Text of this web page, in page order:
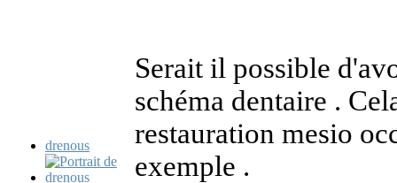
drenous
Serait il possible
schéma dentaire .
restauration mesio
exemple .